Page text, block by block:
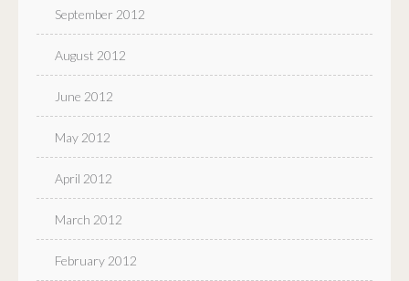
September 2012
August 2012
June 2012
May 2012
April 2012
March 2012
February 2012